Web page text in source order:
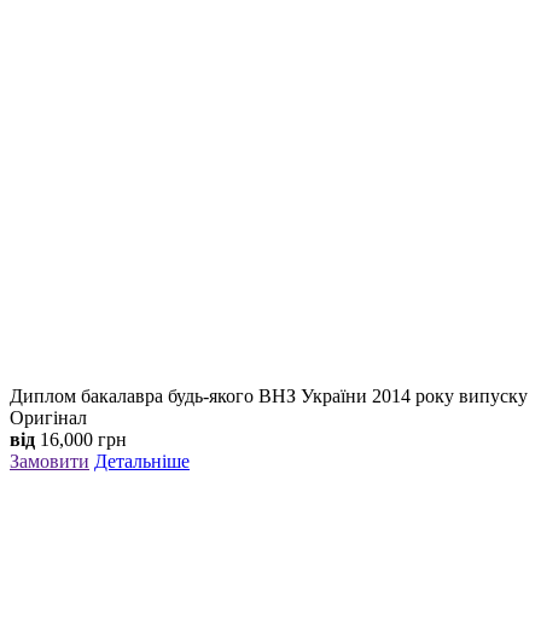
Диплом бакалавра будь-якого ВНЗ України 2014 року випуску
Оригінал
від 16,000 грн
Замовити Детальніше